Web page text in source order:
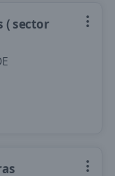
( sector